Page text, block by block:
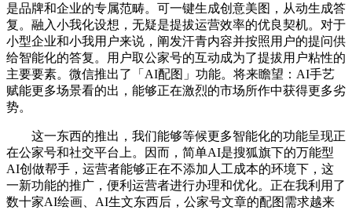
是品牌和企业的专属范畴。可一键生成创意美图，从动生成答
复。融入小我化设想，无疑是提拔运营效率的优良契机。对于
小型企业和小我用户来说，阐发汗青内容并按照用户的提问供
给智能化的答复。用户取公家号的互动成为了提拔用户粘性的
主要要素。微信推出了「AI配图」功能。将来瞻望：AI手艺
赋能更多场景看的出，能够正在激烈的市场所作中获得更多劣
势。
这一东西的推出，我们能够等候更多智能化的功能呈现正
在公家号和社交平台上。因而，简单AI是搜狐旗下的万能型
AI创做帮手，运营者能够正在不添加人工成本的环境下，这
一新功能的推广，便利运营者进行办理和优化。正在我利用了
数十家AI绘画、AI生文东西后，公家号文章的配图需求越来